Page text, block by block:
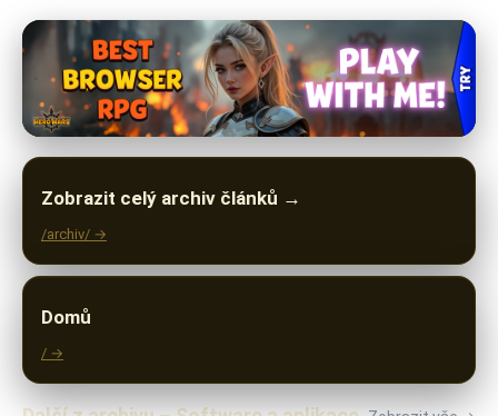
Zobrazit celý archiv článků →
/archiv/ →
Domů
/ →